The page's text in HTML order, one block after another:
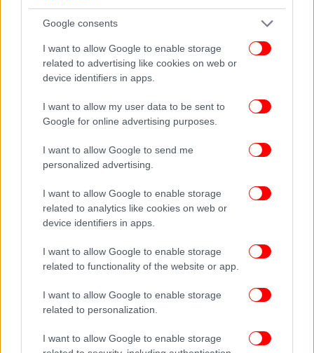
Google consents
I want to allow Google to enable storage
related to advertising like cookies on web or
device identifiers in apps.
I want to allow my user data to be sent to
Google for online advertising purposes.
I want to allow Google to send me
personalized advertising.
I want to allow Google to enable storage
related to analytics like cookies on web or
device identifiers in apps.
I want to allow Google to enable storage
related to functionality of the website or app.
I want to allow Google to enable storage
related to personalization.
I want to allow Google to enable storage
Τα μερίδια των προμηθευτών
Στο μέτωπο της λιανικής αγοράς, οι ισορροπίες
σταθερές,με τη ΔΕΗ να διατηρεί την κυρίαρχη θέση
Τον Μάρτιο, το μερίδιό της διαμορφώθηκε στο
48,9%, ακολουθούμενη από τη Metlen με 21,8% και
την ΗΡΩΝ με 9,6%. Μικρότερα αλλά αξιοσημείωτα
μερίδια κατέχουν η Enerwave (5,98%), η NRG
(3,93%), η «Φυσικό Αέριο» (3,36%), η ΖeniΘ (3,1%)
και η Volton (1,16%).
Η εικόνα διαφοροποιείται ανά επίπεδο τάσης. Στην
υψηλή τάση, η ΔΕΗ εξακολουθεί να έχει σημαντική
με ισχυρή συμμετοχή ιδιωτών προμηθευτών και
πρωτοπόρο τη Metlen με 52,4%. Αντίθετα, στη
χαμηλή τάση -δηλαδή στη μαζική κατανάλωση των
νοικοκυριών και μικρών επιχειρήσεων- η ΔΕΗ